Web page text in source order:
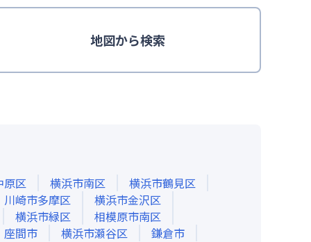
地図から検索
原区 横浜市南区
横浜市鶴見区
川崎市多摩区
横浜市金沢区
横浜市緑区
相模原市南区
座間市 横浜市瀬谷区 鎌倉市